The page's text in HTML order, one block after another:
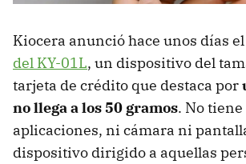
Kiocera anunció hace unos días el
del KY-01L, un dispositivo del
tarjeta de crédito que destaca por
no llega a los 50 gramos. No
aplicaciones, ni cámara ni
dispositivo dirigido a aquellas